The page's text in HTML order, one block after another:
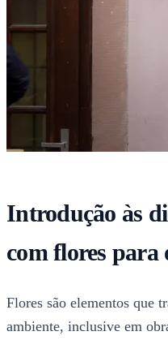
Introdução às
com flores para
Flores são elementos que
ambiente, inclusive em